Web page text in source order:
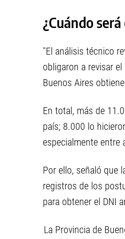
¿Cuándo
"El análisis técnico
obligaron a revisar
Buenos Aires
En total, más de
país; 8.000 lo
especialmente entre
Por ello, señaló que
registros de los
para obtener el DNI
La Provincia de